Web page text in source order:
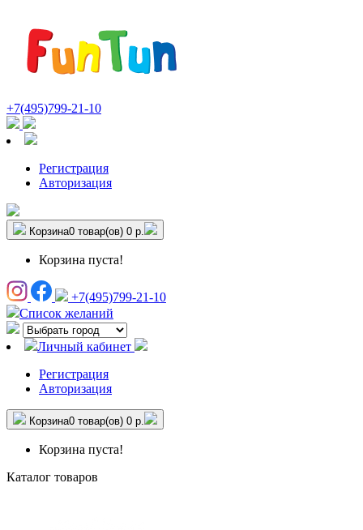
+7(495)799-21-10
Регистрация
Авторизация
Корзина0 товар(ов) 0 р.
Корзина пуста!
+7(495)799-21-10
Список желаний
Личный кабинет
Регистрация
Авторизация
Корзина0 товар(ов) 0 р.
Корзина пуста!
Каталог товаров